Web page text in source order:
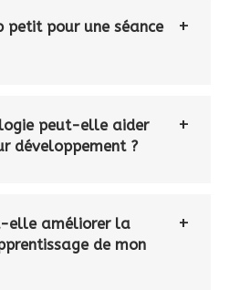
petit pour une séance
peut-elle aider
développement ?
elle améliorer la
de mon